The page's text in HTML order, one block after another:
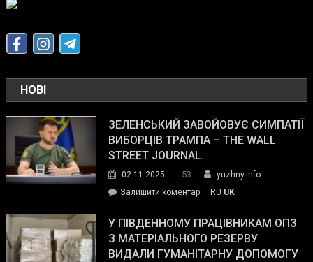
НОВІ
ЗЕЛЕНСЬКИЙ ЗАВОЙОВУЄ СИМПАТІЇ
ВИБОРЦІВ ТРАМПА – THE WALL
STREET JOURNAL.
02.11.2025 53
yuzhny.info
Залишити коментарon
завойовує
симпатії
виборців
RU UK
У ПІВДЕННОМУ ПРАЦІВНИКАМ ОПЗ
З МАТЕРІАЛЬНОГО РЕЗЕРВУ
ВИДАЛИ ГУМАНІТАРНУ ДОПОМОГУ